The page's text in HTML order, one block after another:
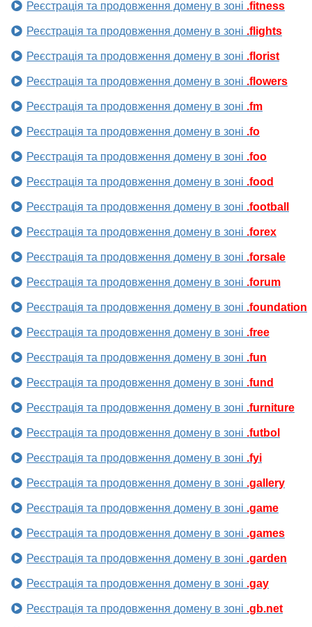
Реєстрація та продовження домену в зоні .fitness
Реєстрація та продовження домену в зоні .flights
Реєстрація та продовження домену в зоні .florist
Реєстрація та продовження домену в зоні .flowers
Реєстрація та продовження домену в зоні .fm
Реєстрація та продовження домену в зоні .fo
Реєстрація та продовження домену в зоні .foo
Реєстрація та продовження домену в зоні .food
Реєстрація та продовження домену в зоні .football
Реєстрація та продовження домену в зоні .forex
Реєстрація та продовження домену в зоні .forsale
Реєстрація та продовження домену в зоні .forum
Реєстрація та продовження домену в зоні .foundation
Реєстрація та продовження домену в зоні .free
Реєстрація та продовження домену в зоні .fun
Реєстрація та продовження домену в зоні .fund
Реєстрація та продовження домену в зоні .furniture
Реєстрація та продовження домену в зоні .futbol
Реєстрація та продовження домену в зоні .fyi
Реєстрація та продовження домену в зоні .gallery
Реєстрація та продовження домену в зоні .game
Реєстрація та продовження домену в зоні .games
Реєстрація та продовження домену в зоні .garden
Реєстрація та продовження домену в зоні .gay
Реєстрація та продовження домену в зоні .gb.net